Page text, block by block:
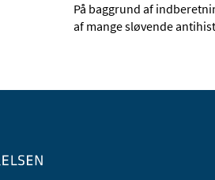
På baggrund af
af mange sløvende